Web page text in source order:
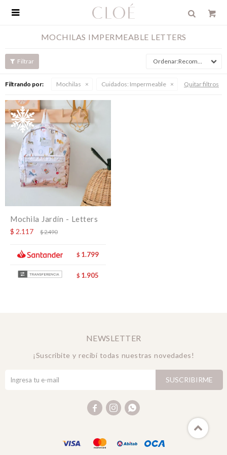

MOCHILAS IMPERMEABLE LETTERS
Recomendados
Filtrando por: Mochilas Cuidados: Impermeable Quitar filtros
Mochila Jardín - Letters
$ 2.117 $2.490
$ 1.799
$ 1.905
NEWSLETTER
¡Suscribite y recibí todas nuestras novedades!
SUSCRIBIRME
  